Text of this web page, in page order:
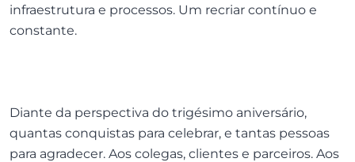
infraestrutura e processos. Um recriar contínuo e
constante.
Diante da perspectiva do trigésimo aniversário,
quantas conquistas para celebrar, e tantas pessoas
para agradecer. Aos colegas, clientes e parceiros. Aos